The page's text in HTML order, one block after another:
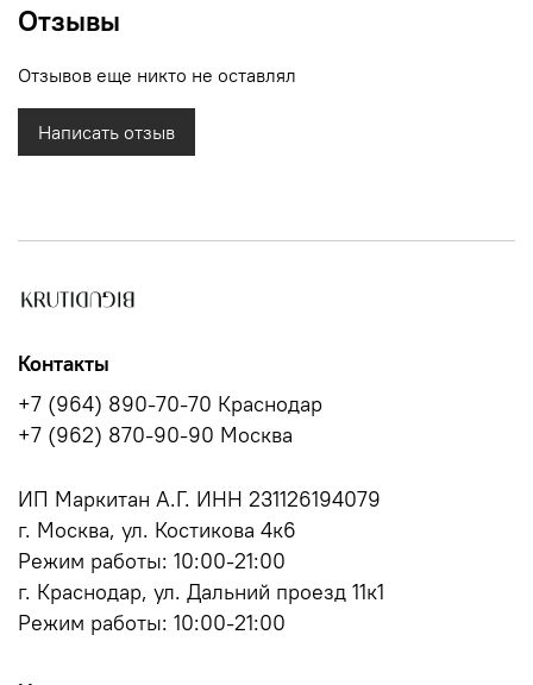
Отзывы
Отзывов еще никто не оставлял
Написать отзыв
Контакты
+7 (964) 890-70-70 Краснодар
+7 (962) 870-90-90 Москва
ИП Маркитан А.Г. ИНН 231126194079
г. Москва, ул. Костикова 4к6
Режим работы: 10:00-21:00
г. Краснодар, ул. Дальний проезд 11к1
Режим работы: 10:00-21:00